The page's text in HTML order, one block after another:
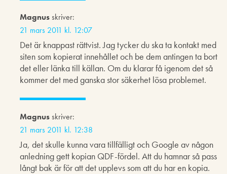
Magnusskriver:
21 mars 2011 kl. 12:07
Det är knappast rättvist. Jag tycker du ska ta kontakt med
siten som kopierat innehållet och be dem antingen ta bort
det eller länka till källan. Om du klarar få igenom det så
kommer det med ganska stor säkerhet lösa problemet.
Magnusskriver:
21 mars 2011 kl. 12:38
Ja, det skulle kunna vara tillfälligt och Google av någon
anledning gett kopian QDF-fördel. Att du hamnar så pass
långt bak är för att det upplevs som att du har en kopia.